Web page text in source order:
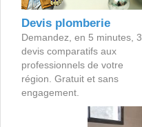
Devis plomberie
Demandez, en 5 minutes, 3
devis comparatifs aux
professionnels de votre
région. Gratuit et sans
engagement.